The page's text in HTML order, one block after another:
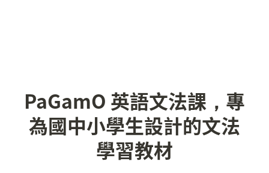
PaGamO 英語文法課，專
為國中小學生設計的文法
學習教材